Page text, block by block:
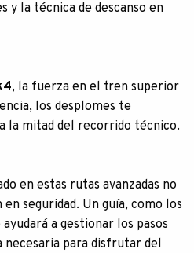
y la técnica de descanso en
, la fuerza en el tren superior
los desplomes te
la mitad del recorrido técnico.
en estas rutas avanzadas no
seguridad. Un guía, como los
a gestionar los pasos
necesaria para disfrutar del